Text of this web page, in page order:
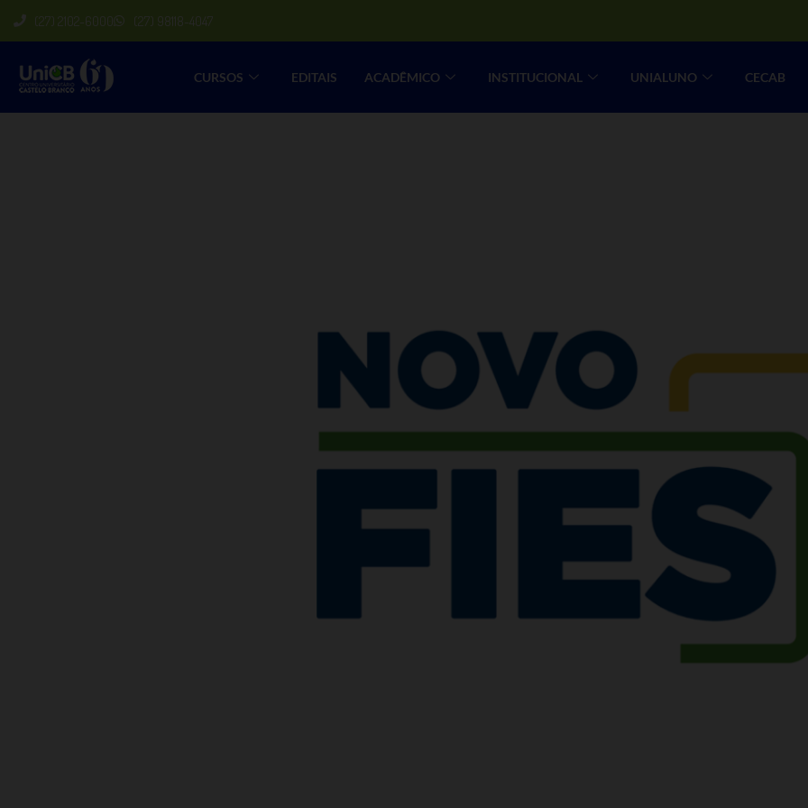
(27) 2102-6000 (27) 98118-4047
CURSOS EDITAIS ACADÊMICO INSTITUCIONAL UNIALUNO CECAB